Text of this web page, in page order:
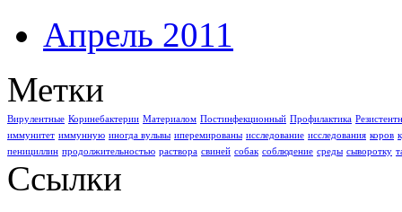
Апрель 2011
Метки
Вирулентные Коринебактерии Материалом Постинфекционный Профилактика
иммунитет иммунную иногда вульвы иперемированы исследование исследования коров
пенициллин продолжительностью раствора свиней собак соблюдение среды сыворотку
Ссылки